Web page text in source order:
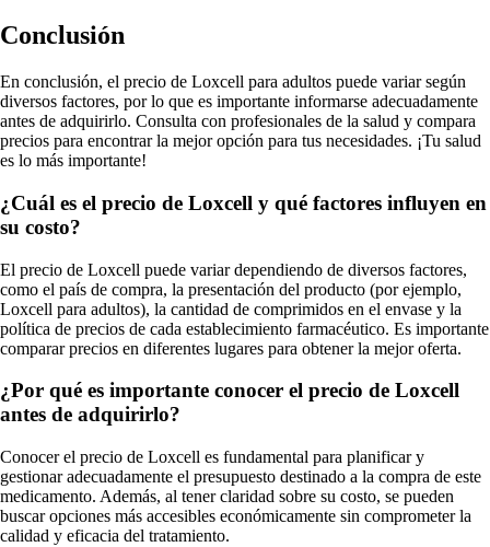
Conclusión
En conclusión, el precio de Loxcell para adultos puede variar según
diversos factores, por lo que es importante informarse adecuadamente
antes de adquirirlo. Consulta con profesionales de la salud y compara
precios para encontrar la mejor opción para tus necesidades. ¡Tu salud
es lo más importante!
¿Cuál es el precio de Loxcell y qué factores influyen en
su costo?
El precio de Loxcell puede variar dependiendo de diversos factores,
como el país de compra, la presentación del producto (por ejemplo,
Loxcell para adultos), la cantidad de comprimidos en el envase y la
política de precios de cada establecimiento farmacéutico. Es importante
comparar precios en diferentes lugares para obtener la mejor oferta.
¿Por qué es importante conocer el precio de Loxcell
antes de adquirirlo?
Conocer el precio de Loxcell es fundamental para planificar y
gestionar adecuadamente el presupuesto destinado a la compra de este
medicamento. Además, al tener claridad sobre su costo, se pueden
buscar opciones más accesibles económicamente sin comprometer la
calidad y eficacia del tratamiento.